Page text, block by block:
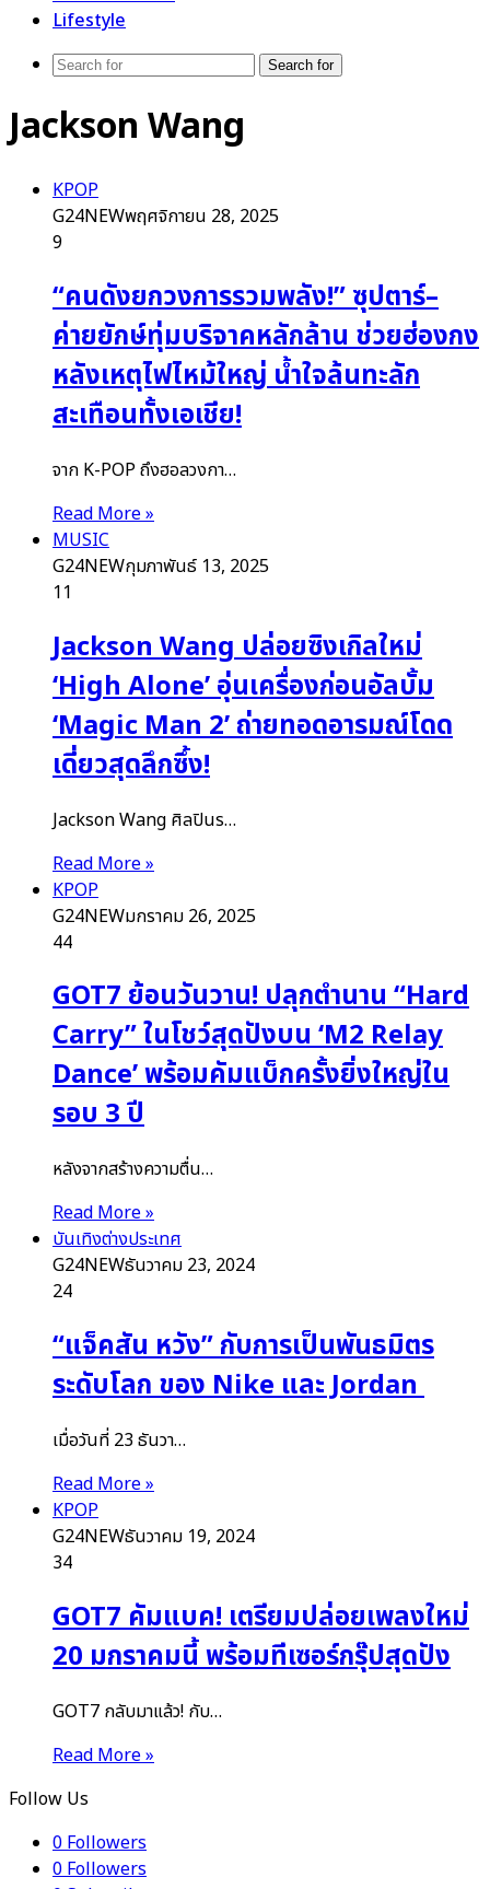
Lifestyle
Search for
Jackson Wang
KPOP
G24NEWพฤศจิกายน 28, 2025
9
“คนดังยกวงการรวมพลัง!” ซุปตาร์–
ค่ายยักษ์ทุ่มบริจาคหลักล้าน ช่วยฮ่องกง
หลังเหตุไฟไหม้ใหญ่ น้ำใจล้นทะลัก
สะเทือนทั้งเอเชีย!
จาก K-POP ถึงฮอลวงกา…
Read More »
MUSIC
G24NEWกุมภาพันธ์ 13, 2025
11
Jackson Wang ปล่อยซิงเกิลใหม่
‘High Alone’ อุ่นเครื่องก่อนอัลบั้ม
‘Magic Man 2’ ถ่ายทอดอารมณ์โดด
เดี่ยวสุดลึกซึ้ง!
Jackson Wang ศิลปินร…
Read More »
KPOP
G24NEWมกราคม 26, 2025
44
GOT7 ย้อนวันวาน! ปลุกตำนาน “Hard
Carry” ในโชว์สุดปังบน ‘M2 Relay
Dance’ พร้อมคัมแบ็กครั้งยิ่งใหญ่ใน
รอบ 3 ปี
หลังจากสร้างความตื่น…
Read More »
บันเทิงต่างประเทศ
G24NEWธันวาคม 23, 2024
24
“แจ็คสัน หวัง” กับการเป็นพันธมิตร
ระดับโลก ของ Nike และ Jordan
เมื่อวันที่ 23 ธันวา…
Read More »
KPOP
G24NEWธันวาคม 19, 2024
34
GOT7 คัมแบค! เตรียมปล่อยเพลงใหม่
20 มกราคมนี้ พร้อมทีเซอร์กรุ๊ปสุดปัง
GOT7 กลับมาแล้ว! กับ…
Read More »
Follow Us
0Followers
0Followers